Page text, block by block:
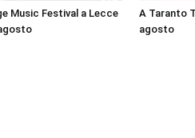
Music Festival a Lecce
A Taranto
agosto